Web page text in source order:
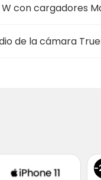
con cargadores
de la cámara
-